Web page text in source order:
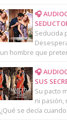
🎧
Seducida
un hombre que
🎧
SUS
Su pacto
ni pasión,
¿Qué se decía